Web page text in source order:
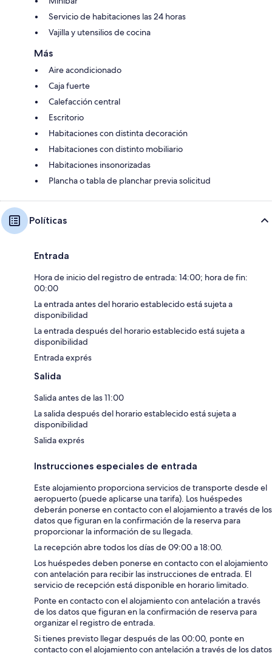
Servicio de habitaciones las 24 horas
Vajilla y utensilios de cocina
Más
Aire acondicionado
Caja fuerte
Calefacción central
Escritorio
Habitaciones con distinta decoración
Habitaciones con distinto mobiliario
Habitaciones insonorizadas
Plancha o tabla de planchar previa solicitud
Políticas
Entrada
Hora de inicio del registro de entrada: 14:00; hora de fin:
00:00
La entrada antes del horario establecido está sujeta a
disponibilidad
La entrada después del horario establecido está sujeta a
disponibilidad
Entrada exprés
Salida
Salida antes de las 11:00
La salida después del horario establecido está sujeta a
disponibilidad
Salida exprés
Instrucciones especiales de entrada
Este alojamiento proporciona servicios de transporte desde el
aeropuerto (puede aplicarse una tarifa). Los huéspedes
deberán ponerse en contacto con el alojamiento a través de los
datos que figuran en la confirmación de la reserva para
proporcionar la información de su llegada.
La recepción abre todos los días de 09:00 a 18:00.
Los huéspedes deben ponerse en contacto con el alojamiento
con antelación para recibir las instrucciones de entrada. El
servicio de recepción está disponible en horario limitado.
Ponte en contacto con el alojamiento con antelación a través
de los datos que figuran en la confirmación de reserva para
organizar el registro de entrada.
Si tienes previsto llegar después de las 00:00, ponte en
contacto con el alojamiento con antelación a través de los datos